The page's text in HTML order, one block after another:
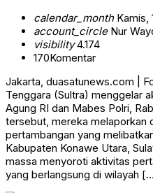
calendar_monthKamis,
account_circleNur
visibility4.174
170Komentar
Jakarta, duasatunews.com |
Tenggara (Sultra) menggelar
Agung RI dan Mabes Polri,
tersebut, mereka melaporkan
pertambangan yang
Kabupaten Konawe Utara,
massa menyoroti aktivitas
yang berlangsung di wilayah